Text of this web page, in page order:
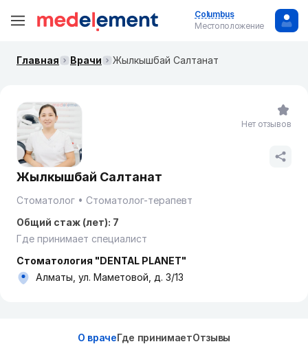
Columbus
Местоположение
Главная Врачи Жылкышбай Салтанат
Жылкышбай Салтанат
Стоматолог
Стоматолог-терапевт
Общий стаж (лет): 7
Где принимает специалист
Стоматология "DENTAL PLANET"
Алматы, ул. Маметовой, д. 3/13
Нет отзывов
О врачеГде принимаетОтзывы